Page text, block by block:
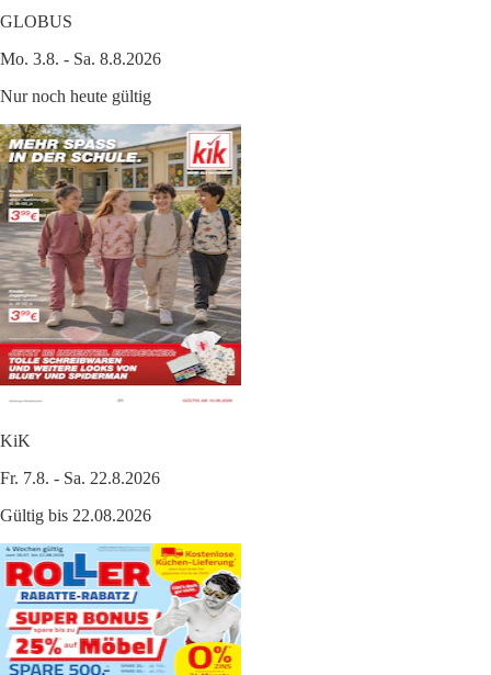
GLOBUS
Mo. 3.8. - Sa. 8.8.2026
Nur noch heute gültig
KiK
Fr. 7.8. - Sa. 22.8.2026
Gültig bis 22.08.2026